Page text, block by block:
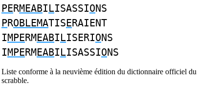
PERMEABILISASSIONS
PROBLEMATISERAIENT
IMPERMEABILISERIONS
IMPERMEABILISASSIONS
Liste conforme à la neuvième édition du dictionnaire officiel du
scrabble.